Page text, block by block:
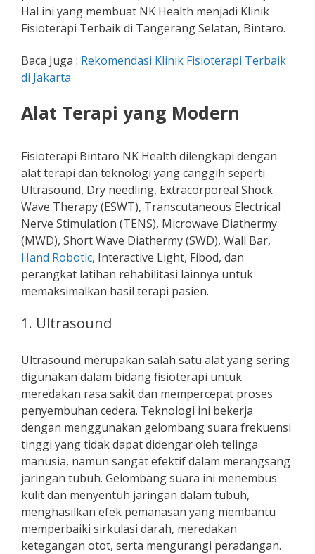
Hal ini yang membuat NK Health menjadi Klinik
Fisioterapi Terbaik di Tangerang Selatan, Bintaro.
Baca Juga : Rekomendasi Klinik Fisioterapi Terbaik
di Jakarta
Alat Terapi yang Modern
Fisioterapi Bintaro NK Health dilengkapi dengan
alat terapi dan teknologi yang canggih seperti
Ultrasound, Dry needling, Extracorporeal Shock
Wave Therapy (ESWT), Transcutaneous Electrical
Nerve Stimulation (TENS), Microwave Diathermy
(MWD), Short Wave Diathermy (SWD), Wall Bar,
Hand Robotic, Interactive Light, Fibod, dan
perangkat latihan rehabilitasi lainnya untuk
memaksimalkan hasil terapi pasien.
1. Ultrasound
Ultrasound merupakan salah satu alat yang sering
digunakan dalam bidang fisioterapi untuk
meredakan rasa sakit dan mempercepat proses
penyembuhan cedera. Teknologi ini bekerja
dengan menggunakan gelombang suara frekuensi
tinggi yang tidak dapat didengar oleh telinga
manusia, namun sangat efektif dalam merangsang
jaringan tubuh. Gelombang suara ini menembus
kulit dan menyentuh jaringan dalam tubuh,
menghasilkan efek pemanasan yang membantu
memperbaiki sirkulasi darah, meredakan
ketegangan otot, serta mengurangi peradangan.